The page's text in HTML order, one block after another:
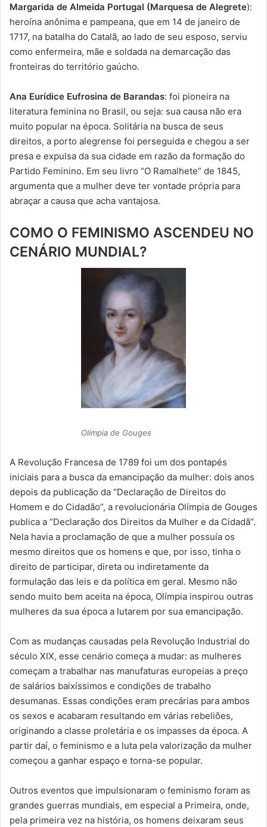
Margarida de Almeida Portugal (Marquesa de Alegrete):
heroína anônima e pampeana, que em 14 de janeiro de
1717, na batalha do Catalã, ao lado de seu esposo, serviu
como enfermeira, mãe e soldada na demarcação das
fronteiras do território gaúcho.
Ana Eurídice Eufrosina de Barandas: foi pioneira na
literatura feminina no Brasil, ou seja: sua causa não era
muito popular na época. Solitária na busca de seus
direitos, a porto alegrense foi perseguida e chegou a ser
presa e expulsa da sua cidade em razão da formação do
Partido Feminino. Em seu livro “O Ramalhete” de 1845,
argumenta que a mulher deve ter vontade própria para
abraçar a causa que acha vantajosa.
COMO O FEMINISMO ASCENDEU NO
CENÁRIO MUNDIAL?
Olímpia de Gouges
A Revolução Francesa de 1789 foi um dos pontapés
iniciais para a busca da emancipação da mulher: dois anos
depois da publicação da “Declaração de Direitos do
Homem e do Cidadão”, a revolucionária Olímpia de Gouges
publica a “Declaração dos Direitos da Mulher e da Cidadã”.
Nela havia a proclamação de que a mulher possuía os
mesmo direitos que os homens e que, por isso, tinha o
direito de participar, direta ou indiretamente da
formulação das leis e da política em geral. Mesmo não
sendo muito bem aceita na época, Olímpia inspirou outras
mulheres da sua época a lutarem por sua emancipação.
Com as mudanças causadas pela Revolução Industrial do
século XIX, esse cenário começa a mudar: as mulheres
começam a trabalhar nas manufaturas europeias a preço
de salários baixíssimos e condições de trabalho
desumanas. Essas condições eram precárias para ambos
os sexos e acabaram resultando em várias rebeliões,
originando a classe proletária e os impasses da época. A
partir daí, o feminismo e a luta pela valorização da mulher
começou a ganhar espaço e torna-se popular.
Outros eventos que impulsionaram o feminismo foram as
grandes guerras mundiais, em especial a Primeira, onde,
pela primeira vez na história, os homens deixaram seus